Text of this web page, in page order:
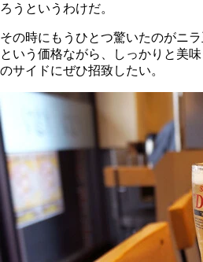
ろうというわけだ。
その時にもうひとつ驚いたのがニ
という価格ながら、しっかりと美
のサイドにぜひ招致したい。